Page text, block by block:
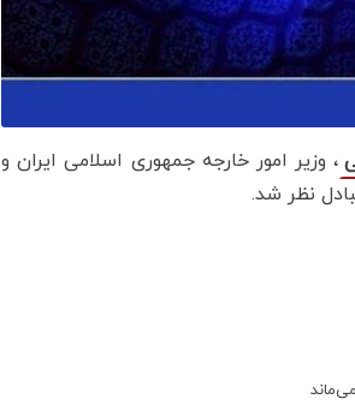
، وزیر امور خارجه جمهوری اسلامی ایران و
نظر شد.